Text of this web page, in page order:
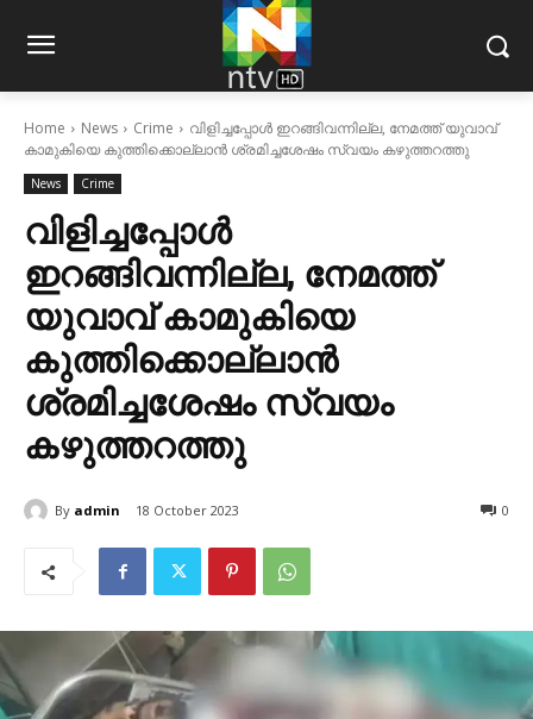
Home News Crime
വിളിച്ചപ്പോൾ ഇറങ്ങിവന്നില്ല, നേമത്ത് യുവാവ്
കാമുകിയെ കുത്തിക്കൊല്ലാൻ ശ്രമിച്ചശേഷം സ്വയം കഴുത്തറത്തു
News Crime
വിളിച്ചപ്പോൾ
ഇറങ്ങിവന്നില്ല, നേമത്ത്
യുവാവ് കാമുകിയെ
കുത്തിക്കൊല്ലാൻ
ശ്രമിച്ചശേഷം സ്വയം
കഴുത്തറത്തു
By admin 18 October 2023 0